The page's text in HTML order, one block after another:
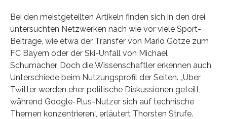
Bei den meistgeteilten Artikeln finden sich in den drei
untersuchten Netzwerken nach wie vor viele Sport-
Beiträge, wie etwa der Transfer von Mario Götze zum
FC Bayern oder der Ski-Unfall von Michael
Schumacher. Doch die Wissenschaftler erkennen auch
Unterschiede beim Nutzungsprofil der Seiten. „Über
Twitter werden eher politische Diskussionen geteilt,
während Google-Plus-Nutzer sich auf technische
Themen konzentrieren“, erläutert Thorsten Strufe.